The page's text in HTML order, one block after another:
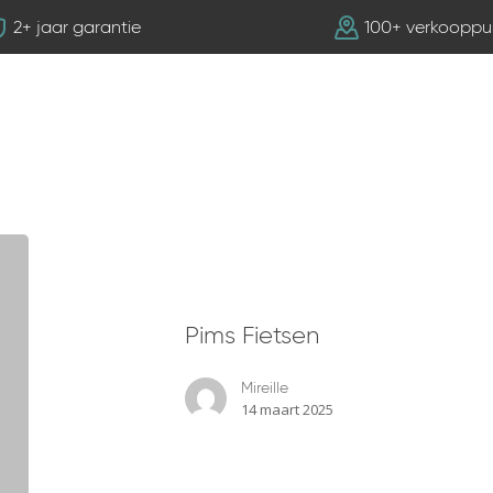
2+ jaar garantie 100+
Pims Fietsen
Mireille
14 maart 2025